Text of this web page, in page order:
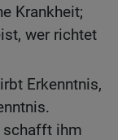
Krankheit;
wer richtet
Erkenntnis,
schafft ihm